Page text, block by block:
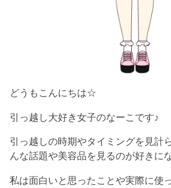
どうもこんにちは☆
引っ越し大好き女子のなーこです♪
引っ越しの時期やタイミングを見計
んな話題や美容品を見るのが好きに
私は面白いと思ったことや実際に使